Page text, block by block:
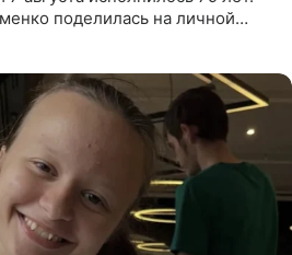
поделилась на личной